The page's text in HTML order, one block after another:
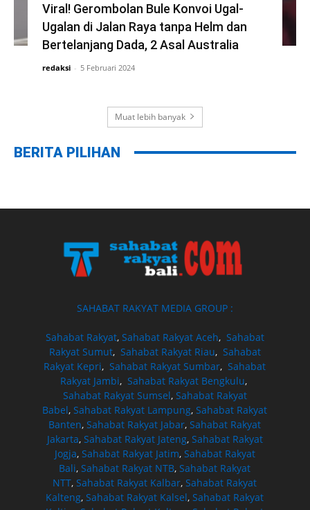
Viral! Gerombolan Bule Konvoi Ugal-
Ugalan di Jalan Raya tanpa Helm dan
Bertelanjang Dada, 2 Asal Australia
redaksi - 5 Februari 2024
Muat lebih banyak
BERITA PILIHAN
SAHABAT RAKYAT MEDIA GROUP :
Sahabat Rakyat, Sahabat Rakyat Aceh, Sahabat
Rakyat Sumut, Sahabat Rakyat Riau, Sahabat
Rakyat Kepri,Sahabat Rakyat Sumbar,Sahabat
Rakyat Jambi, Sahabat Rakyat Bengkulu,
Sahabat Rakyat Sumsel, Sahabat Rakyat
Babel,Sahabat Rakyat Lampung,Sahabat Rakyat
Banten,Sahabat Rakyat Jabar,Sahabat Rakyat
Jakarta, Sahabat Rakyat Jateng, Sahabat Rakyat
Jogja, Sahabat Rakyat Jatim, Sahabat Rakyat
Bali,Sahabat Rakyat NTB,Sahabat Rakyat
NTT,Sahabat Rakyat Kalbar,Sahabat Rakyat
Kalteng,Sahabat Rakyat Kalsel,Sahabat Rakyat